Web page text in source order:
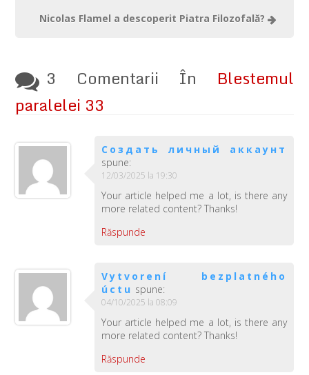
Nicolas Flamel a descoperit Piatra Filozofală?
3 Comentarii În Blestemul
paralelei 33
Создать личный аккаунт
spune:
12/03/2025 la 19:30
Your article helped me a lot, is there any
more related content? Thanks!
Răspunde
Vytvorení bezplatného
úctu spune:
04/10/2025 la 08:09
Your article helped me a lot, is there any
more related content? Thanks!
Răspunde